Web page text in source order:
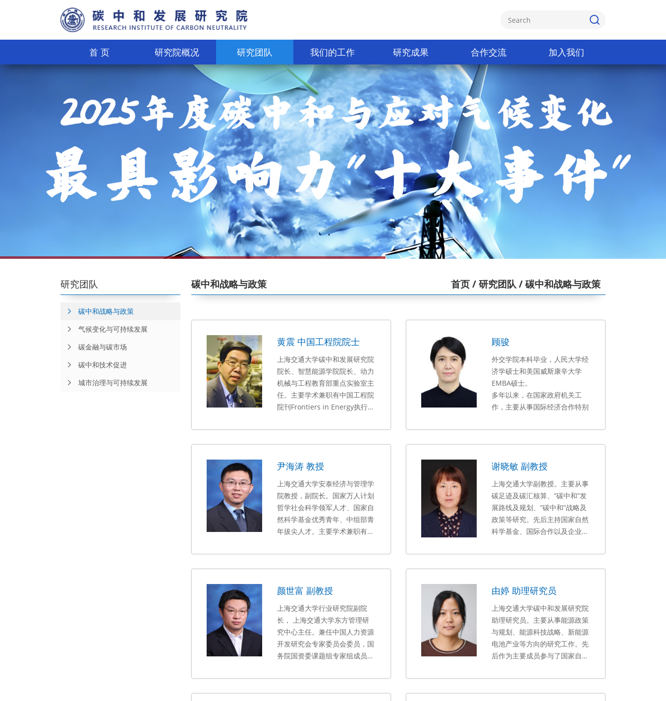
首 页 研究院概况 研究团队 我们的工作 研究成果 合作交流 加入我们
研究团队
碳中和战略与政策
气候变化与可持续发展
碳金融与碳市场
碳中和技术促进
城市治理与可持续发展
碳中和战略与政策 首页/ 研究团队/ 碳中和战略与政策
黄震 中国工程院院士
上海交通大学碳中和发展研究院
院长、智慧能源学院院长、动力
机械与工程教育部重点实验室主
任。主要学术兼职有中国工程院
院刊Frontiers in Energy执行主
国造船工程学会副理事长，上海
能源研究会理事长等。
顾骏
外交学院本科毕业，人民大学经
济学硕士和美国威斯康辛大学
EMBA硕士。
多年以来，在国家政府机关工
作，主要从事国际经济合作特别
累了丰富的实践经验。参与了大
量双边和多边合作机制交流与谈
推进，以及重要能源合作政策的
建议与制定。
尹海涛 教授
上海交通大学安泰经济与管理学
院教授，副院长。 国家万人计划
哲学社会科学领军人才、国家自
然科学基金优秀青年、中组部青
年拔尖人才。主要学术兼职有中
事，Corporate Social
Responsibility and
和 Carbon Neutrality 编委。
谢晓敏 副教授
上海交通大学副教授。主要从事
碳足迹及碳汇核算、“碳中和”发
展路线及规划、“碳中和”战略及
政策等研究。先后主持国家自然
科学基金、国际合作以及企业横
究人员参加中国工程院重点咨询
项目、自然基金重点项目、教育
已在Energy Policy、
Renewable Energy、
Environment Science &
Technology、Atmospheric
Environment等期刊发表文章
40余篇，出版《微藻生物柴油全
生命周期“2E&W”分析》学术专
颜世富 副教授
上海交通大学行业研究院副院
长， 上海交通大学东方管理研
究中心主任。兼任中国人力资源
开发研究会专家委员会委员，国
务院国资委课题组专家组成员，
管理教育学会副会长，《外国经
济与管理》东方管理学栏目编
由婷 助理研究员
上海交通大学碳中和发展研究院
助理研究员。主要从事能源政策
与规划、能源科技战略、新能源
电池产业等方向的研究工作。先
后作为主要成员参与了国家自然
项目、上海市科委项目等多项国
家级和省部级课题的研究工作，